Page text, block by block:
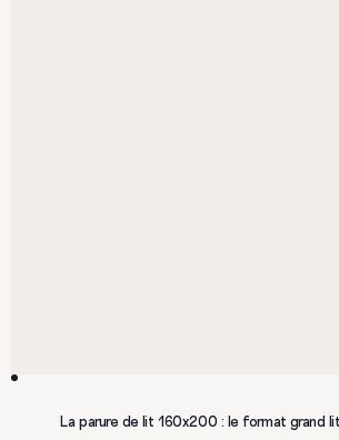
La parure de lit 160x200 : le format grand